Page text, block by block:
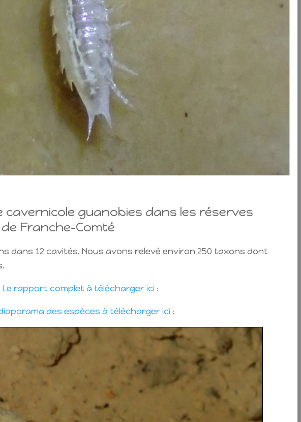
cavernicole guanobies dans les réserves
Franche-Comté
dans 12 cavités. Nous avons relevé environ 250 taxons dont
Le rapport complet à télécharger ici :
des espèces à télécharger ici :